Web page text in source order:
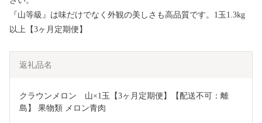
『山等級』は味だけでなく外観の美しさも高品質です。1玉1.3kg
以上【3ヶ月定期便】
返礼品名
クラウンメロン　山×1玉【3ヶ月定期便】【配送不可：離
島】 果物類 メロン青肉